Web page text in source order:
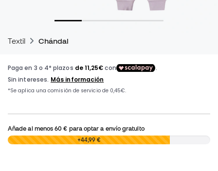
Textil Chándal
Añade al menos60 € para optar a envío gratuito
0,00 € +44,99 €